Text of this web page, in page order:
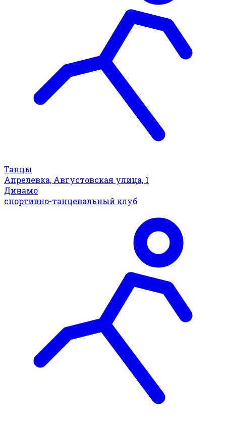
Танцы
Апрелевка, Августовская улица, 1
Динамо
спортивно-танцевальный клуб